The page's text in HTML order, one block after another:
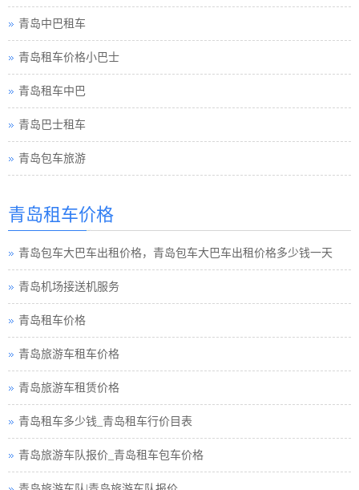
青岛中巴租车
青岛租车价格小巴士
青岛租车中巴
青岛巴士租车
青岛包车旅游
青岛巴士租车公司
青岛小车租车公司
青岛旅游包车小车
青岛旅游小车车队
青岛旅游小车小车
青岛租车接送小车
青岛汽车租赁中巴
青岛租车行小车
青岛租车价格
青岛包车大巴车出租价格，青岛包车大巴车出租价格多少钱一天
青岛机场接送机服务
青岛租车价格
青岛旅游车租车价格
青岛旅游车租赁价格
青岛租车多少钱_青岛租车行价目表
青岛旅游车队报价_青岛租车包车价格